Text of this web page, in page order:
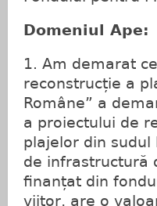
Domeniul Ape:
1. Am demarat
reconstrucție a
Române” a
a proiectului de
plajelor din
de infrastructură
finanțat din
viitor, are o